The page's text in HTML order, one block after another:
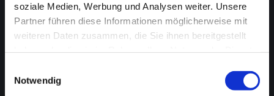
soziale Medien, Werbung und Analysen weiter. Unsere
Partner führen diese Informationen möglicherweise mit
weiteren Daten zusammen, die Sie ihnen bereitgestellt
Notwendig
Jahresabschlüsse und Steuererklärungen
Betriebsprüfungen
Betriebswirtschaftliche Beratung